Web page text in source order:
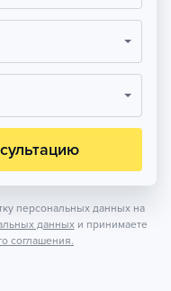
персональных данных на
данных и принимаете
соглашения.